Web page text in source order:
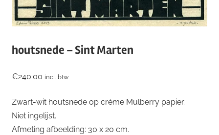
houtsnede – Sint Marten
€240.00 incl. btw
Zwart-wit houtsnede op crème Mulberry papier.
Niet ingelijst.
Afmeting afbeelding: 30 x 20 cm.